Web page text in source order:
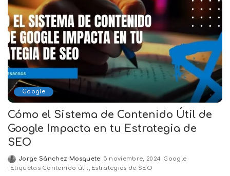
Google
Cómo el Sistema de Contenido Útil de
Google Impacta en tu Estrategia de
SEO
Posted
by
Jorge Sánchez Mosquete 5 noviembre, 2024 Google
Etiquetas Contenido útil Estrategias de SEO